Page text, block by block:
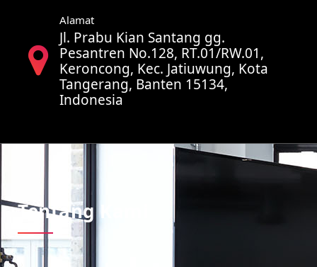
Alamat
Jl. Prabu Kian Santang gg.
Pesantren No.128, RT.01/RW.01,
Keroncong, Kec. Jatiuwung, Kota
Tangerang, Banten 15134,
Indonesia
Tentang Kami